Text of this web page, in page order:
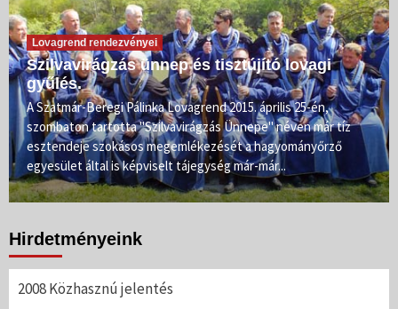
Lovagrend rendezvényei
Szilvavirágzás ünnep és tisztújító lovagi
gyűlés.
A Szatmár-Beregi Pálinka Lovagrend 2015. április 25-én,
szombaton tartotta "Szilvavirágzás Ünnepe" néven már tíz
esztendeje szokásos megemlékezését a hagyományőrző
egyesület által is képviselt tájegység már-már...
Hirdetményeink
2008 Közhasznú jelentés